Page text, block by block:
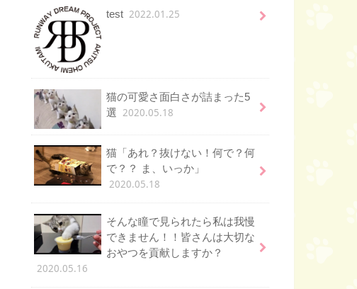
test 2022.01.25
猫の可愛さ面白さが詰まった5
選 2020.05.18
猫「あれ？抜けない！何で？何
で？？ ま、いっか」
2020.05.18
そんな瞳で見られたら私は我慢
できません！！皆さんは大切な
おやつを貢献しますか？
2020.05.16